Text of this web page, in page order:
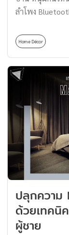
ลำโพง
ดัง ๆ หลายเจ้าก็
นอกจากจะอัดแ
gadget หนึ่งชิ้น
ครับว่าตัวลำโพง
Bluetooth จิ๋ว
หนึ่งในลำโพง
เสียงระดับโลกอ
เล็กสุดของแบร
อีกหนึ่งชิ้นกับรุ่น
กระจายเสียงได้
เอกลักษณ์เฉพาะ
สไตล์
สูงเกินไปออก เ
Bluetooth –
ถึง 1 กิโลกรัม
Home Décor
ปลุกความ
ด้วยเทคนิ
ผู้ชาย